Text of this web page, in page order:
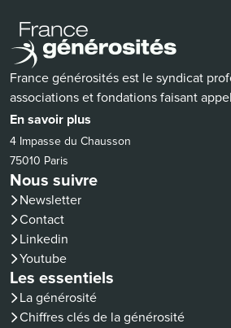
France générosités est le syndicat
associations et fondations faisant
En savoir plus
4 Impasse du Chausson
75010 Paris
Nous suivre
Newsletter
Contact
Linkedin
(nouvelle fenêtre)
Youtube
(nouvelle fenêtre)
Les essentiels
La générosité
Chiffres clés de la générosité